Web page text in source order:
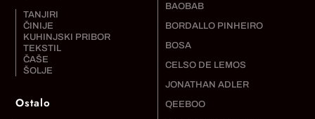
TANJIRI
ČINIJE
KUHINJSKI PRIBOR
TEKSTIL
ČAŠE
ŠOLJE
Ostalo
BAOBAB
BORDALLO PINHEIRO
BOSA
CELSO DE LEMOS
JONATHAN ADLER
QEEBOO